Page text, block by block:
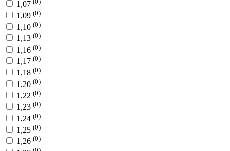
1,07
1,09 (0)
1,10 (0)
1,13 (0)
1,16 (0)
1,17 (0)
1,18 (0)
1,20 (0)
1,22 (0)
1,23 (0)
1,24 (0)
1,25 (0)
1,26 (0)